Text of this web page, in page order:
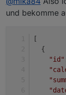
und bekomme
[
  {
"id"